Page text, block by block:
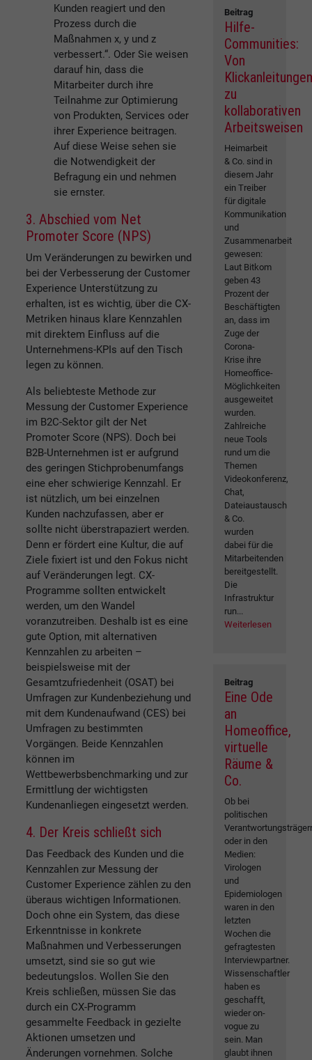
Kunden reagiert und den
Prozess durch die
Maßnahmen x, y und z
verbessert.“. Oder Sie weisen
darauf hin, dass die
Mitarbeiter durch ihre
Teilnahme zur Optimierung
von Produkten, Services oder
ihrer Experience beitragen.
Auf diese Weise sehen sie
die Notwendigkeit der
Befragung ein und nehmen
sie ernster.
3. Abschied vom Net
Promoter Score (NPS)
Um Veränderungen zu bewirken und
bei der Verbesserung der Customer
Experience Unterstützung zu
erhalten, ist es wichtig, über die CX-
Metriken hinaus klare Kennzahlen
mit direktem Einfluss auf die
Unternehmens-KPIs auf den Tisch
legen zu können.
Als beliebteste Methode zur
Messung der Customer Experience
im B2C-Sektor gilt der Net
Promoter Score (NPS). Doch bei
B2B-Unternehmen ist er aufgrund
des geringen Stichprobenumfangs
eine eher schwierige Kennzahl. Er
ist nützlich, um bei einzelnen
Kunden nachzufassen, aber er
sollte nicht überstrapaziert werden.
Denn er fördert eine Kultur, die auf
Ziele fixiert ist und den Fokus nicht
auf Veränderungen legt. CX-
Programme sollten entwickelt
werden, um den Wandel
voranzutreiben. Deshalb ist es eine
gute Option, mit alternativen
Kennzahlen zu arbeiten –
beispielsweise mit der
Gesamtzufriedenheit (OSAT) bei
Umfragen zur Kundenbeziehung und
mit dem Kundenaufwand (CES) bei
Umfragen zu bestimmten
Vorgängen. Beide Kennzahlen
können im
Wettbewerbsbenchmarking und zur
Ermittlung der wichtigsten
Kundenanliegen eingesetzt werden.
4. Der Kreis schließt sich
Das Feedback des Kunden und die
Kennzahlen zur Messung der
Customer Experience zählen zu den
überaus wichtigen Informationen.
Doch ohne ein System, das diese
Erkenntnisse in konkrete
Maßnahmen und Verbesserungen
umsetzt, sind sie so gut wie
bedeutungslos. Wollen Sie den
Kreis schließen, müssen Sie das
durch ein CX-Programm
gesammelte Feedback in gezielte
Aktionen umsetzen und
Änderungen vornehmen. Solche
Beitrag
Hilfe-
Communities:
Von
zu
kollaborativen
Arbeitsweisen
Heimarbeit
& Co. sind in
diesem Jahr
ein Treiber
für digitale
Kommunikation
und
Zusammenarbeit
gewesen:
Laut Bitkom
geben 43
Prozent der
Beschäftigten
an, dass im
Zuge der
Corona-
Krise ihre
Homeoffice-
Möglichkeiten
ausgeweitet
wurden.
Zahlreiche
neue Tools
rund um die
Themen
Videokonferenz,
Chat,
Dateiaustausch
& Co.
wurden
dabei für die
Mitarbeitenden
bereitgestellt.
Die
Infrastruktur
run...
Weiterlesen
Beitrag
Eine Ode
an
Homeoffice,
virtuelle
Räume &
Co.
Ob bei
politischen
oder in den
Medien:
Virologen
und
Epidemiologen
waren in den
letzten
Wochen die
gefragtesten
Interviewpartner.
Wissenschaftler
haben es
geschafft,
wieder on-
vogue zu
sein. Man
glaubt ihnen